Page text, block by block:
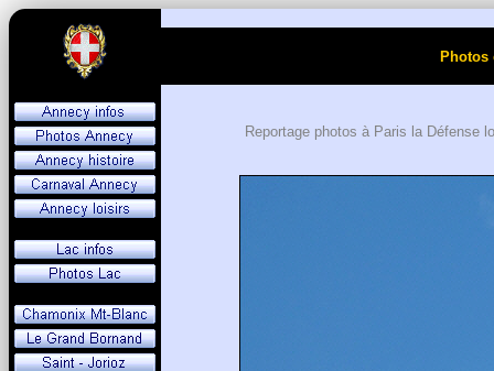
Reportage photos à Paris la Défense